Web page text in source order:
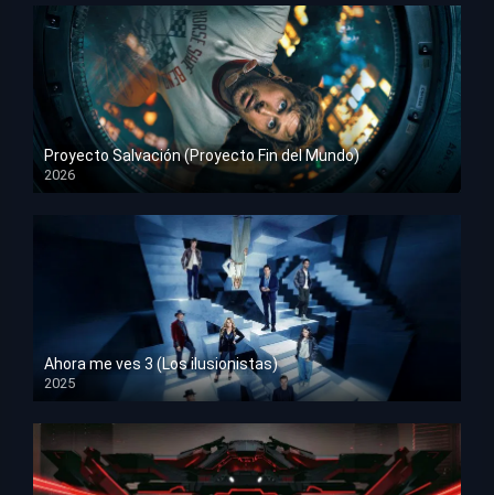
Proyecto Salvación (Proyecto Fin del Mundo)
2026
HD 1080p
Ahora me ves 3 (Los ilusionistas)
2025
HD 1080p